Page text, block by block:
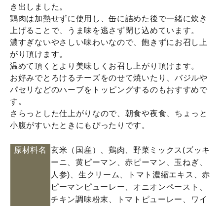
き出しました。
鶏肉は加熱せずに使用し、缶に詰めた後で一緒に炊き
上げることで、うま味を逃さず閉じ込めています。
濃すぎないやさしい味わいなので、飽きずにお召し上
がり頂けます。
温めて頂くとより美味しくお召し上がり頂けます。
お好みでとろけるチーズをのせて焼いたり、バジルや
パセリなどのハーブをトッピングするのもおすすめで
す。
さらっとした仕上がりなので、朝食や夜食、ちょっと
小腹がすいたときにもぴったりです。
原材料名
玄米（国産）、鶏肉、野菜ミックス(ズッキ
ーニ、黄ピーマン、赤ピーマン、玉ねぎ、
人参)、生クリーム、トマト濃縮エキス、赤
ピーマンピューレー、オニオンペースト、
チキン調味粉末、トマトピューレー、ワイ